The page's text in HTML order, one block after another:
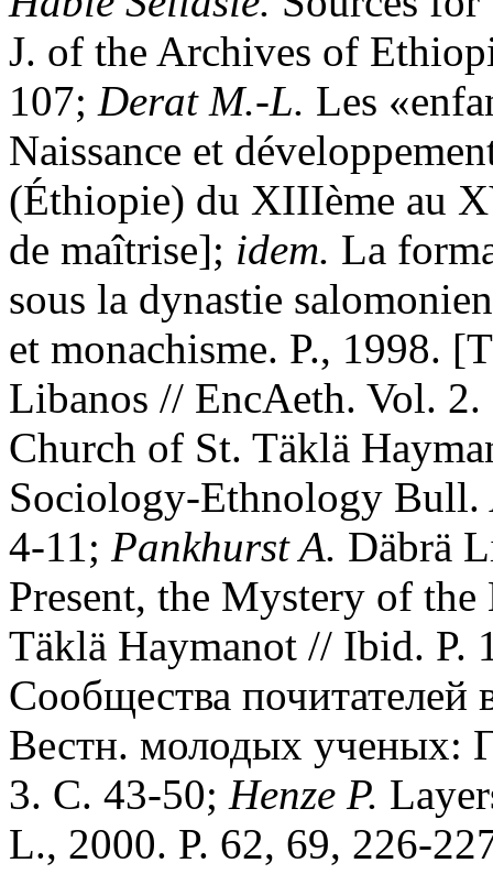
J. of the Archives of
107; Derat M.-L. Les
Naissance et
(Éthiopie) du XIIIème au
de maîtrise]; idem. La
sous la dynastie
et monachisme. P., 1998.
Libanos // EncAeth. Vol.
Church of St. Täklä
Sociology-Ethnology Bull.
4-11; Pankhurst A. Däbrä
Present, the Mystery of
Täklä Haymanot // Ibid. P.
Сообщества почитателей
Вестн. молодых ученых:
3. С. 43-50; Henze P.
L., 2000. P. 62, 69, 226-